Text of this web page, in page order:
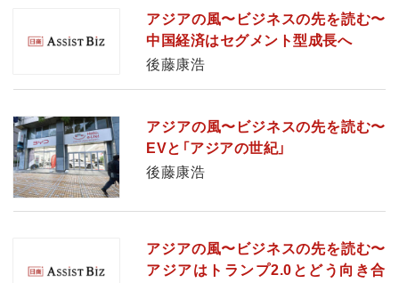
アジアの風〜ビジネスの先を読む〜
中国経済はセグメント型成長へ
後藤康浩
アジアの風〜ビジネスの先を読む〜
EVと「アジアの世紀」
後藤康浩
アジアの風〜ビジネスの先を読む〜
アジアはトランプ2.0とどう向き合